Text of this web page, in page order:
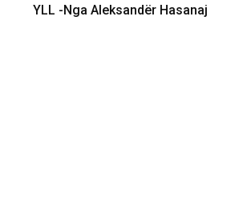
YLL -Nga Aleksandër Hasanaj